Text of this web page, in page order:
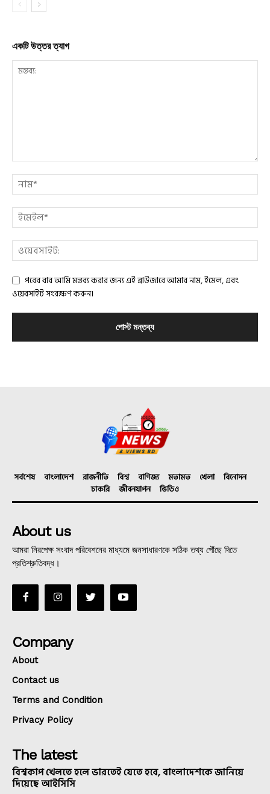
একটি উত্তর ত্যাগ
পরের বার আমি মন্তব্য করার জন্য এই ব্রাউজারে আমার নাম, ইমেল, এবং
ওয়েবসাইট সংরক্ষণ করুন।
সর্বশেষ বাংলাদেশ রাজনীতি বিশ্ব বাণিজ্য মতামত খেলা
বিনোদন
চাকরি
জীবনযাপন ভিডিও
About us
আমরা নিরপেক্ষ সংবাদ পরিবেশনের মাধ্যমে জনসাধারণকে সঠিক তথ্য পৌঁছে দিতে
প্রতিশ্রুতিবদ্ধ।
Company
About
Contact us
Terms and Condition
Privacy Policy
The latest
বিশ্বকাপ খেলতে হলে ভারতেই যেতে হবে, বাংলাদেশকে জানিয়ে
দিয়েছে আইসিসি